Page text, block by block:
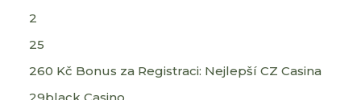
2
25
260 Kč Bonus za Registraci: Nejlepší CZ Casina